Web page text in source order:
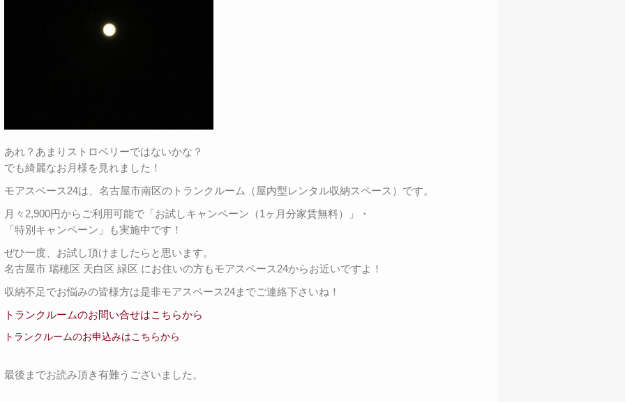
あれ？あまりストロベリーではないかな？
でも綺麗なお月様を見れました！
モアスペース24は、名古屋市南区のトランクルーム（屋内型レンタル収納スペース）です。
月々2,900円からご利用可能で「お試しキャンペーン（1ヶ月分家賃無料）」・
「特別キャンペーン」も実施中です！
ぜひ一度、お試し頂けましたらと思います。
名古屋市 瑞穂区 天白区 緑区 にお住いの方もモアスペース24からお近いですよ！
収納不足でお悩みの皆様方は是非モアスペース24までご連絡下さいね！
トランクルームのお問い合せはこちらから
トランクルームのお申込みはこちらから
最後までお読み頂き有難うございました。